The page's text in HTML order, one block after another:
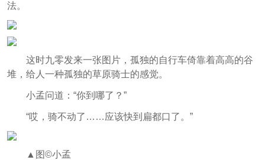
法。
这时九零发来一张图片，孤独的自行车倚靠着高高的谷
堆，给人一种孤独的草原骑士的感觉。
小孟问道：“你到哪了？”
“哎，骑不动了……应该快到扁都口了。”
▲图©小孟